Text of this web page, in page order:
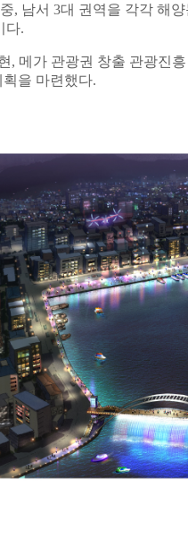
남서 3대 권역을 각각 해
다.
메가 관광권 창출 관광진
을 마련했다.